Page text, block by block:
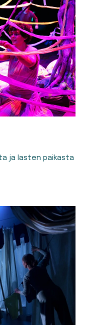
ja lasten paikasta